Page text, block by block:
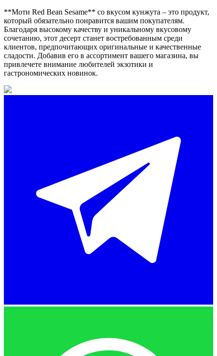
**Моти Red Bean Sesame** со вкусом кунжута – это продукт,
который обязательно понравится вашим покупателям.
Благодаря высокому качеству и уникальному вкусовому
сочетанию, этот десерт станет востребованным среди
клиентов, предпочитающих оригинальные и качественные
сладости. Добавив его в ассортимент вашего магазина, вы
привлечете внимание любителей экзотики и
гастрономических новинок.